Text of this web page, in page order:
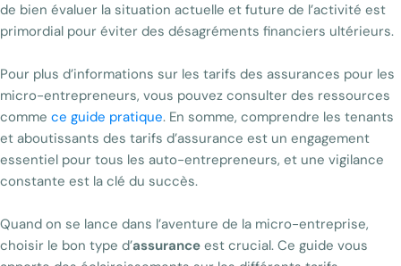
de bien évaluer la situation actuelle et future de l’activité est
primordial pour éviter des désagréments financiers ultérieurs.
Pour plus d’informations sur les tarifs des assurances pour les
micro-entrepreneurs, vous pouvez consulter des ressources
comme ce guide pratique. En somme, comprendre les tenants
et aboutissants des tarifs d’assurance est un engagement
essentiel pour tous les auto-entrepreneurs, et une vigilance
constante est la clé du succès.
Quand on se lance dans l’aventure de la micro-entreprise,
choisir le bon type d’assurance est crucial. Ce guide vous